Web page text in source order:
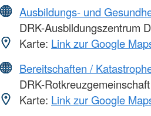
Ausbildungs- und
DRK-Ausbildungszentrum
Karte: Link zur Google
Bereitschaften /
DRK-
Karte: Link zur Google